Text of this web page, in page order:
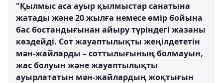
"Қылмыс аса ауыр қылмыстар санатына
жатады және 20 жылға немесе өмір бойына
бас бостандығынан айыру түріндегі жазаны
көздейді. Сот жауаптылықты жеңілдететін
мән-жайларды – соттылығының болмауын,
жас болуын және жауаптылықты
ауырлататын мән-жайлардың жоқтығын